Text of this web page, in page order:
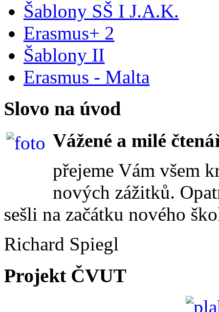
Šablony SŠ I J.A.K.
Erasmus+ 2
Šablony II
Erasmus - Malta
Slovo na úvod
Vážené a milé
přejeme Vám všem
nových zážitků.
sešli na začátku nového
Richard Spiegl
Projekt ČVUT